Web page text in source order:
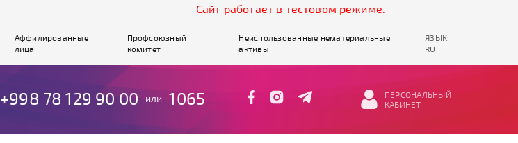
Cайт работает в тестовом режиме.
Аффилированные
лица
Профсоюзный
комитет
Неиспользованные нематериальные
активы
ЯЗЫК:
RU
+998 78 129 90 00 или 1065
ПЕРСОНАЛЬНЫЙ
КАБИНЕТ